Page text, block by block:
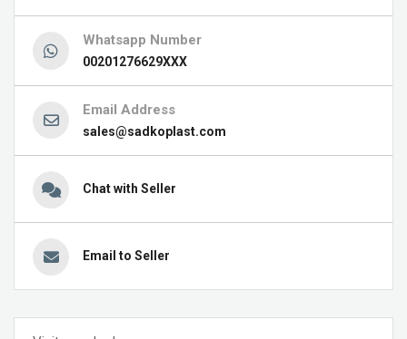
Whatsapp Number
00201276629XXX
Email Address
sales@sadkoplast.com
Chat with Seller
Email to Seller